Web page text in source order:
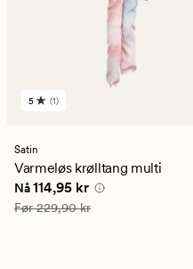
1
en
gjennomsnittlig
vurdering
på
5
5 (1)
Satin
Varmeløs krølltang multi
Nåværende pris
Nå114,95 kr
Vanlig pris 229,90 kr
Før229,90 kr